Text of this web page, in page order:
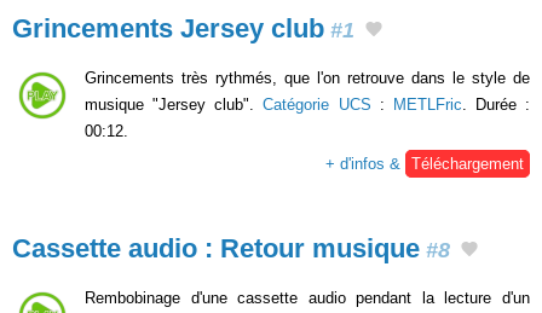
Grincements Jersey club #1
Grincements très rythmés, que l'on retrouve dans le style de
musique "Jersey club".Catégorie UCS : METLFric. Durée :
00:12.
+ d'infos & Téléchargement
Cassette audio : Retour musique #8
Rembobinage d'une cassette audio pendant la lecture d'un